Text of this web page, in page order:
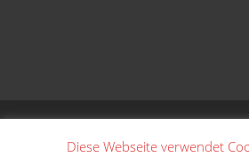
Diese Webseite verwendet